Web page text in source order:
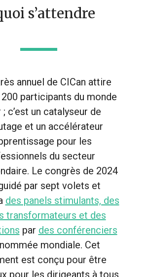
s’attendre
annuel de CICan attire
participants du monde
c’est un catalyseur de
et un accélérateur
pour les
du secteur
Le congrès de 2024
par sept volets et
des panels stimulants, des
transformateurs et des
par des conférenciers
mondiale. Cet
est conçu pour être